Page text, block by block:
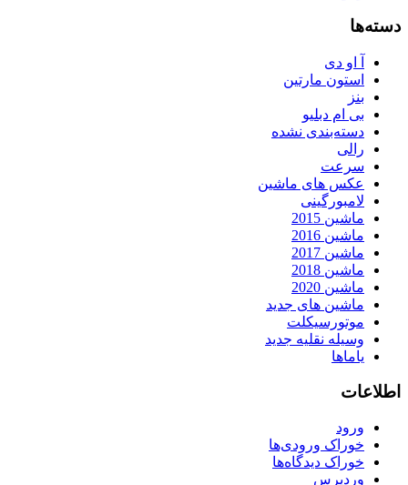
دسته‌ها
آ او دی
استون مارتین
بنز
بی ام دبلیو
دسته‌بندی نشده
رالی
سرعت
عکس های ماشین
لامبورگینی
ماشین 2015
ماشین 2016
ماشین 2017
ماشین 2018
ماشین 2020
ماشین های جدید
موتورسیکلت
وسیله نقلیه جدید
یاماها
اطلاعات
ورود
خوراک ورودی‌ها
خوراک دیدگاه‌ها
وردپرس